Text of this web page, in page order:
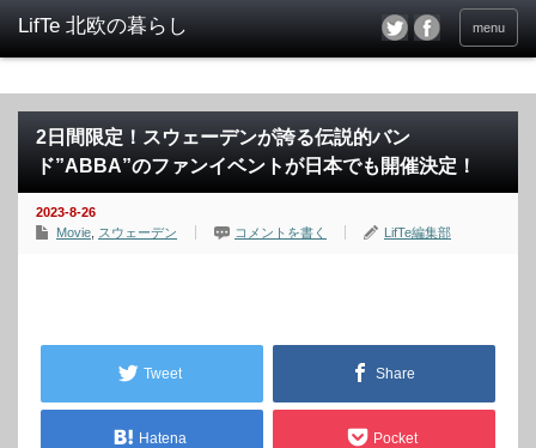
menu
2日間限定！スウェーデンが誇る伝説的バン
ド”ABBA”のファンイベントが日本でも開催決定！
2023-8-26
Movie スウェーデン コメントを書く LifTe編集部
Tweet Share
Hatena Pocket